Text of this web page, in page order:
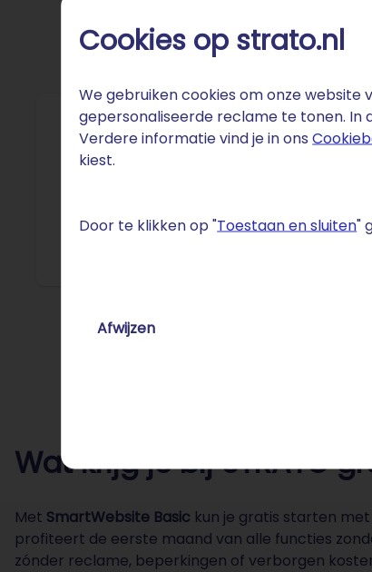
Cookies op strato.nl
We gebruiken cookies om onze
gepersonaliseerde reclame te tonen. In
Verdere informatie vind je in ons
kiest.
Door te klikken op "Toestaan en sluiten"
Afwijzen
Wat krijg je bij STRATO
Met SmartWebsite Basic kun je gratis starten
profiteert de eerste maand van alle functies
zónder reclame, beperkingen of verborgen